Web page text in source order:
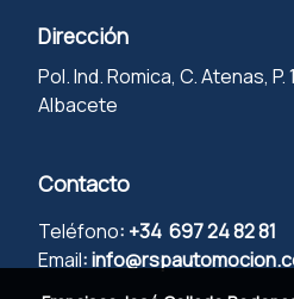
Dirección
Pol. Ind. Romica, C. Atenas, P.
Albacete
Contacto
Teléfono: +34 697 24 82 81
Email: